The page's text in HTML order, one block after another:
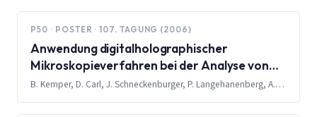
P50 · POSTER · 107. TAGUNG (2006)
Anwendung digitalholographischer
Mikroskopieverfahren bei der Analyse von
lebenden Zellen
B. Kemper, D. Carl, J. Schneckenburger, P. Langehanenberg, A. Höink, G. von Bally